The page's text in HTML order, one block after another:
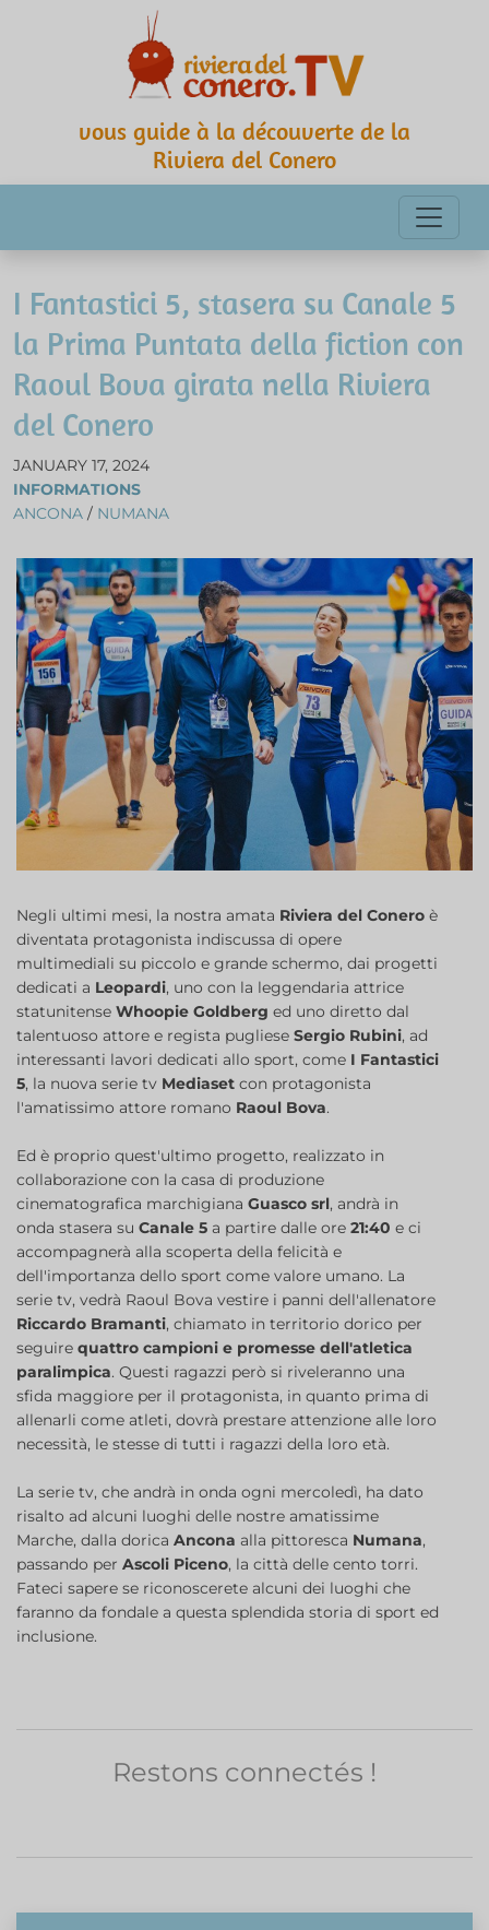
vous guide à la découverte de la
Riviera del Conero
I Fantastici 5, stasera su Canale 5
la Prima Puntata della fiction con
Raoul Bova girata nella Riviera
del Conero
JANUARY 17, 2024
INFORMATIONS
ANCONA / NUMANA
Negli ultimi mesi, la nostra amata Riviera del Conero è
diventata protagonista indiscussa di opere
multimediali su piccolo e grande schermo, dai progetti
dedicati a Leopardi, uno con la leggendaria attrice
statunitense Whoopie Goldberg ed uno diretto dal
talentuoso attore e regista pugliese Sergio Rubini, ad
interessanti lavori dedicati allo sport, come I Fantastici
5, la nuova serie tv Mediaset con protagonista
l'amatissimo attore romano Raoul Bova.
Ed è proprio quest'ultimo progetto, realizzato in
collaborazione con la casa di produzione
cinematografica marchigiana Guasco srl, andrà in
onda stasera su Canale 5 a partire dalle ore 21:40 e ci
accompagnerà alla scoperta della felicità e
dell'importanza dello sport come valore umano. La
serie tv, vedrà Raoul Bova vestire i panni dell'allenatore
Riccardo Bramanti, chiamato in territorio dorico per
seguire quattro campioni e promesse dell'atletica
paralimpica. Questi ragazzi però si riveleranno una
sfida maggiore per il protagonista, in quanto prima di
allenarli come atleti, dovrà prestare attenzione alle loro
necessità, le stesse di tutti i ragazzi della loro età.
La serie tv, che andrà in onda ogni mercoledì, ha dato
risalto ad alcuni luoghi delle nostre amatissime
Marche, dalla dorica Ancona alla pittoresca Numana,
passando per Ascoli Piceno, la città delle cento torri.
Fateci sapere se riconoscerete alcuni dei luoghi che
faranno da fondale a questa splendida storia di sport ed
inclusione.
Restons connectés !